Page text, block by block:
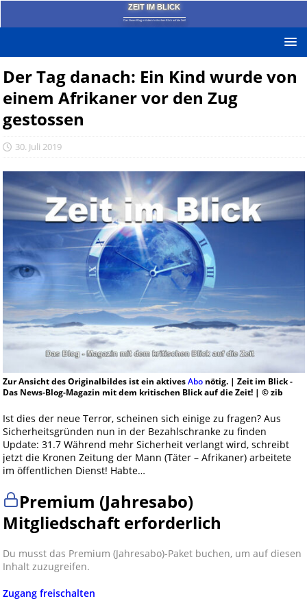
ZEIT IM BLICK
Das News-Blog mit dem kritischen Blick auf die Zeit!
Der Tag danach: Ein Kind wurde von
einem Afrikaner vor den Zug
gestossen
30. Juli 2019
Zur Ansicht des Originalbildes ist ein aktivesAbonötig. | Zeit im Blick -
Das News-Blog-Magazin mit dem kritischen Blick auf die Zeit! | © zib
Ist dies der neue Terror, scheinen sich einige zu fragen? Aus
Sicherheitsgründen nun in der Bezahlschranke zu finden
Update: 31.7 Während mehr Sicherheit verlangt wird, schreibt
jetzt die Kronen Zeitung der Mann (Täter – Afrikaner) arbeitete
im öffentlichen Dienst! Habte…
Premium (Jahresabo)
Mitgliedschaft erforderlich
Du musst das Premium (Jahresabo)-Paket buchen, um auf diesen
Inhalt zuzugreifen.
Zugang freischalten